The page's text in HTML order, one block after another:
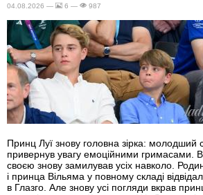
04.08.2026 — 6 — 987
Принц Луї знову головна зірка: молодший
привернув увагу емоційними гримасами.
своєю знову замилував усіх навколо.
і принца Вільяма у повному складі
в Глазго. Але знову усі погляди вкрав